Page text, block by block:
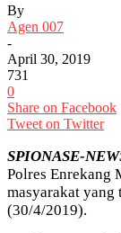
By
Agen 007
-
April 30, 2019
731
0
Share on Facebook
Tweet on Twitter
SPIONASE-
Polres Enrekang
masyarakat yang
(30/4/2019).